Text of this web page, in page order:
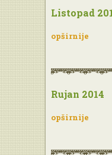
Listopad
opširnije
Rujan 2014
opširnije